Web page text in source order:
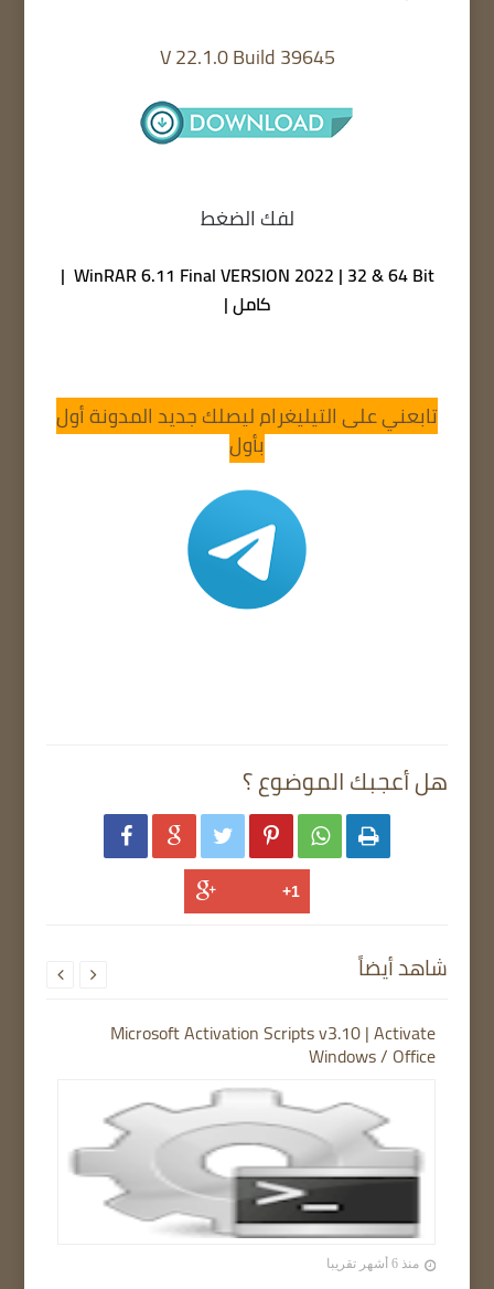
V 22.1.0 Build 39645
لفك الضغط
WinRAR 6.11 Final VERSION 2022 | 32 & 64 Bit |
كامل |
تابعني على التيليغرام ليصلك جديد المدونة أول
بأول
هل أعجبك الموضوع ؟
     
شاهد أيضاً
Microsoft Activation Scripts v3.10 | Activate
Windows / Office
منذ 6 أشهر تقريبا
 